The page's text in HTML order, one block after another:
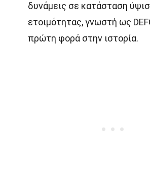
δυνάμεις σε κατάσταση
ετοιμότητας, γνωστή ως
πρώτη φορά στην ιστορία.